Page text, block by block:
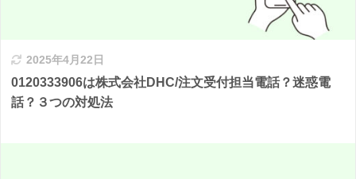
2025年4月22日
0120333906は株式会社DHC/注文受付担当電話？迷惑電
話？３つの対処法